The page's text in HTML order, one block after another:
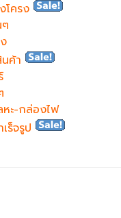
โครง
ค้า
หะ-กล่องไฟ
ร็จรูป